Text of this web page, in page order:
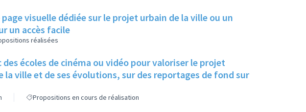
visuelle dédiée sur le projet urbain de la ville ou un
un accès facile
réalisées
écoles de cinéma ou vidéo pour valoriser le projet
ville et de ses évolutions, sur des reportages de fond sur
Propositions en cours de réalisation